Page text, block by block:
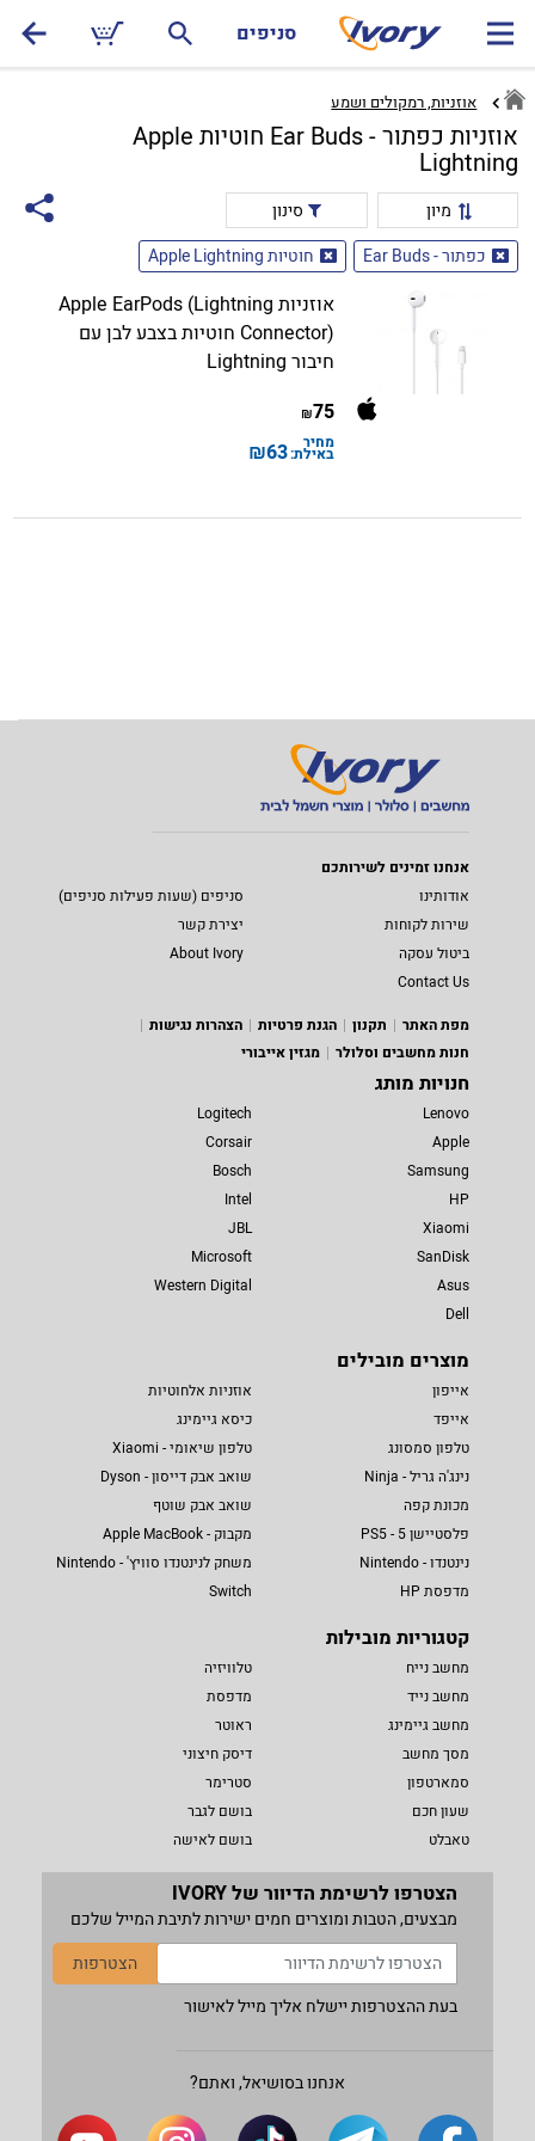
סניפים
אוזניות, רמקולים ושמע
אוזניות כפתור - Ear Buds חוטיות Apple
Lightning
מיון
סינון
כפתור - Ear Buds
חוטיות Apple Lightning
אוזניות Apple EarPods (Lightning
Connector) חוטיות בצבע לבן עם
חיבור Lightning
75
₪
מחיר
באילת:63
₪
אנחנו זמינים לשירותכם
אודותינו
סניפים (שעות פעילות סניפים)
שירות לקוחות
יצירת קשר
ביטול עסקה
About Ivory
Contact Us
מפת האתר
תקנון הגנת פרטיות
הצהרות נגישות
חנות מחשבים וסלולר
מגזין אייבורי
חנויות מותג
Lenovo
Apple
Samsung
HP
Xiaomi
SanDisk
Asus
Dell
Logitech
Corsair
Bosch
Intel
JBL
Microsoft
Western Digital
מוצרים מובילים
אייפון
אייפד
טלפון סמסונג
נינג'ה גריל - Ninja
מכונת קפה
פלסטיישן 5 - PS5
נינטנדו - Nintendo
מדפסת HP
אוזניות אלחוטיות
כיסא גיימינג
טלפון שיאומי - Xiaomi
שואב אבק דייסון - Dyson
שואב אבק שוטף
מקבוק - Apple MacBook
משחק לנינטנדו סוויץ' - Nintendo
Switch
קטגוריות מובילות
מחשב נייח
מחשב נייד
מחשב גיימינג
מסך מחשב
סמארטפון
שעון חכם
טאבלט
טלוויזיה
מדפסת
ראוטר
דיסק חיצוני
סטרימר
בושם לגבר
בושם לאישה
הצטרפו לרשימת הדיוור של IVORY
מבצעים, הטבות ומוצרים חמים ישירות לתיבת המייל שלכם
הצטרפות
בעת ההצטרפות יישלח אליך מייל לאישור
אנחנו בסושיאל, ואתם?